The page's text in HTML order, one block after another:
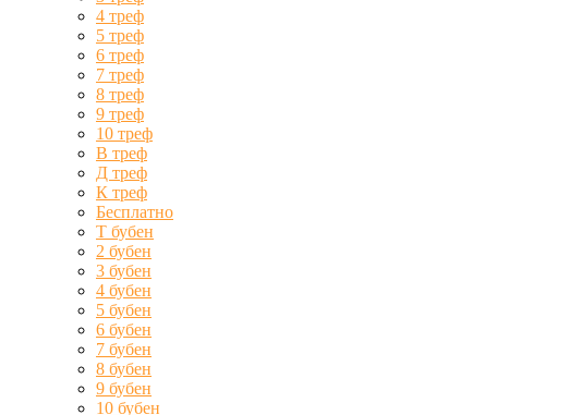
4 треф
5 треф
6 треф
7 треф
8 треф
9 треф
10 треф
В треф
Д треф
К треф
Бесплатно
Т бубен
2 бубен
3 бубен
4 бубен
5 бубен
6 бубен
7 бубен
8 бубен
9 бубен
10 бубен